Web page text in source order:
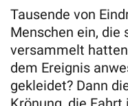
Tausende von
Menschen ein, die
versammelt
dem Ereignis
gekleidet? Dann